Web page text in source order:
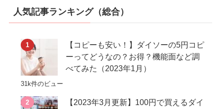
人気記事ランキング（総合）
【コピーも安い！】ダイソーの5円コピ
ーってどうなの？お得？機能面など調
べてみた（2023年1月）
31k件のビュー
【2023年3月更新】100円で買えるダイ